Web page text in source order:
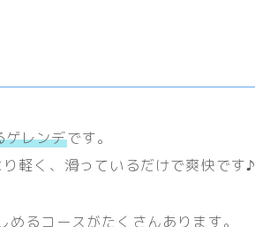
ゲレンデです。
軽く、滑っているだけで爽快です♪
めるコースがたくさんあります。